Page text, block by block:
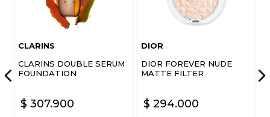
CLARINS
CLARINS DOUBLE SERUM
FOUNDATION
$ 307.900
DIOR
DIOR FOREVER NUDE
MATTE FILTER
$ 294.000